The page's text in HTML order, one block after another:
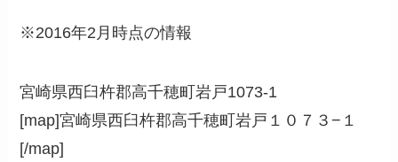
※2016年2月時点の情報
宮崎県西臼杵郡高千穂町岩戸1073-1
[map]宮崎県西臼杵郡高千穂町岩戸１０７３−１
[/map]